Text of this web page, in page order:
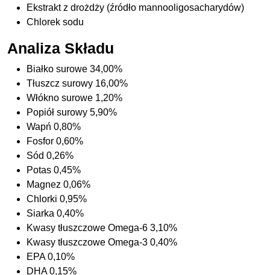
Ekstrakt z drożdży (źródło mannooligosacharydów)
Chlorek sodu
Analiza Składu
Białko surowe 34,00%
Tłuszcz surowy 16,00%
Włókno surowe 1,20%
Popiół surowy 5,90%
Wapń 0,80%
Fosfor 0,60%
Sód 0,26%
Potas 0,45%
Magnez 0,06%
Chlorki 0,95%
Siarka 0,40%
Kwasy tłuszczowe Omega-6 3,10%
Kwasy tłuszczowe Omega-3 0,40%
EPA 0,10%
DHA 0,15%